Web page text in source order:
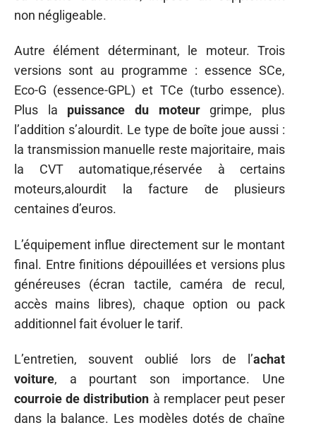
non négligeable.
Autre élément déterminant, le moteur. Trois
versions sont au programme : essence SCe,
Eco-G (essence-GPL) et TCe (turbo essence).
Plus la puissance du moteurgrimpe, plus
l’addition s’alourdit. Le type de boîte joue aussi :
la transmission manuelle reste majoritaire, mais
la CVT automatique,réservée à certains
moteurs,alourdit la facture de plusieurs
centaines d’euros.
L’équipement influe directement sur le montant
final. Entre finitions dépouillées et versions plus
généreuses (écran tactile, caméra de recul,
accès mains libres), chaque option ou pack
additionnel fait évoluer le tarif.
L’entretien, souvent oublié lors de l’achat
voiture, a pourtant son importance. Une
courroie de distribution à remplacer peut peser
dans la balance. Les modèles dotés de chaîne